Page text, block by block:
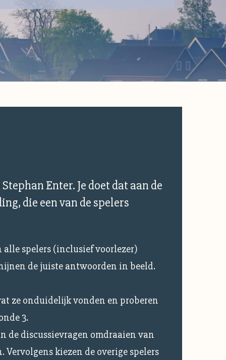
Enter. Je doet dat aan de
die een van de spelers
alle spelers (inclusief voorlezer)
de juiste antwoorden in beeld.
ze onduidelijk vonden en proberen
3.
de discussievragen omdraaien van
Vervolgens kiezen de overige spelers